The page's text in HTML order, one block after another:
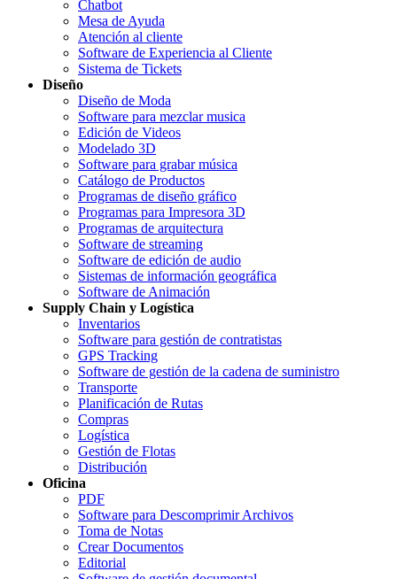
Chatbot
Mesa de Ayuda
Atención al cliente
Software de Experiencia al Cliente
Sistema de Tickets
Diseño
Diseño de Moda
Software para mezclar musica
Edición de Videos
Modelado 3D
Software para grabar música
Catálogo de Productos
Programas de diseño gráfico
Programas para Impresora 3D
Programas de arquitectura
Software de streaming
Software de edición de audio
Sistemas de información geográfica
Software de Animación
Supply Chain y Logística
Inventarios
Software para gestión de contratistas
GPS Tracking
Software de gestión de la cadena de suministro
Transporte
Planificación de Rutas
Compras
Logística
Gestión de Flotas
Distribución
Oficina
PDF
Software para Descomprimir Archivos
Toma de Notas
Crear Documentos
Editorial